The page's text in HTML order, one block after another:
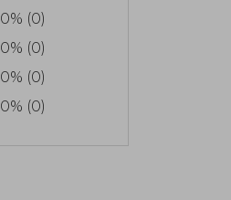
0% (0)
0% (0)
0% (0)
0% (0)